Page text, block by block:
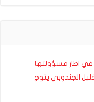
اطار مسؤولتها
الجندوبي يتوج